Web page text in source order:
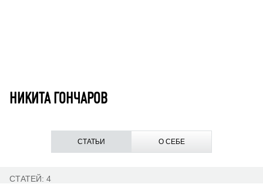
НИКИТА ГОНЧАРОВ
СТАТЬИ О СЕБЕ
СТАТЕЙ: 4